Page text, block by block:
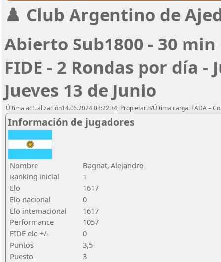
♟️ Club Argentino de
Abierto Sub1800 - 30 min
FIDE - 2 Rondas por día -
Jueves 13 de Junio
Última actualización14.06.2024 03:22:34, Propietario/Última carga: FADA –
Información de jugadores
Nombre
Bagnat, Alejandro
Ranking inicial
1
Elo
1617
Elo nacional
0
Elo internacional
1617
Performance
1057
FIDE elo +/-
0
Puntos
3,5
Puesto
3